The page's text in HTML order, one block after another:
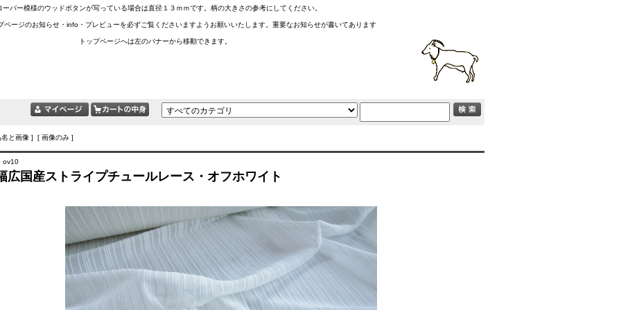
ーバー模様のウッドボタンが写っている場合は直径１３ｍｍです。柄の大きさの参考にしてください。
ページのお知らせ・info・プレビューを必ずご覧くださいますようお願いいたします。重要なお知らせが書いてあります
トップページへは左のバナーから移動できます。
と画像 ] [ 画像のみ ]
ov10
広国産ストライプチュールレース・オフホワイト